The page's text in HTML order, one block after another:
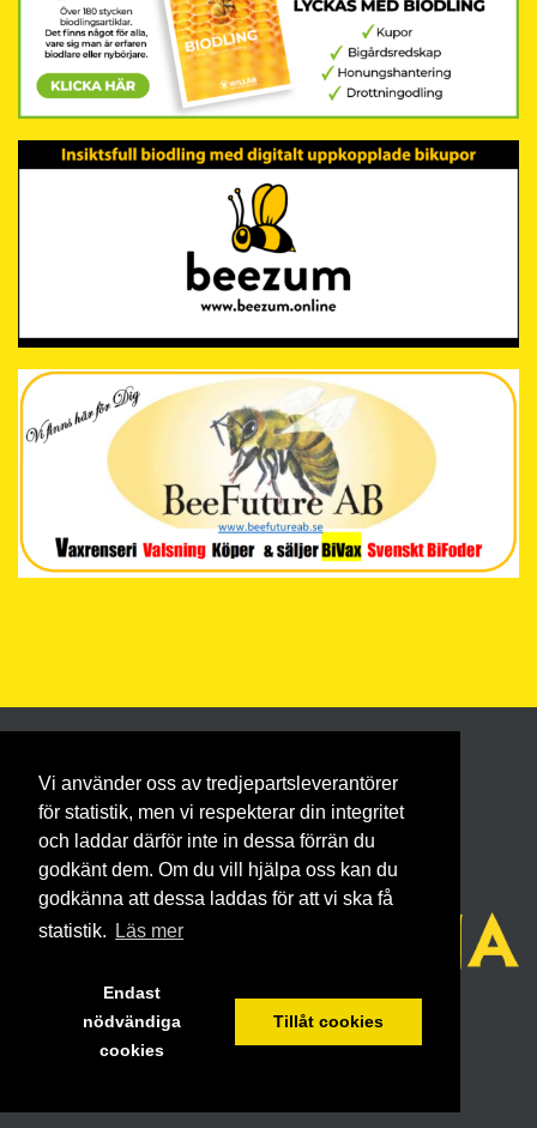
Vi använder oss av tredjepartsleverantörer
för statistik, men vi respekterar din integritet
och laddar därför inte in dessa förrän du
godkänt dem. Om du vill hjälpa oss kan du
godkänna att dessa laddas för att vi ska få
statistik.
Läs mer
Endast
nödvändiga
cookies
Tillåt cookies